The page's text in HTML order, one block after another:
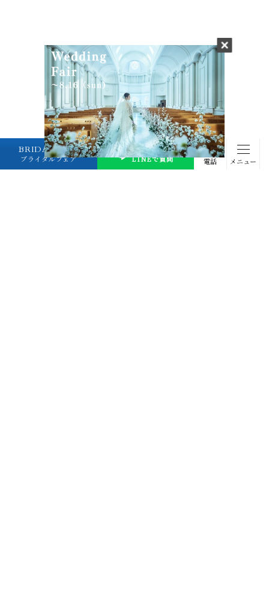
BRIDAL FAIR
ブライダルフェア
プランナーに
LINEで質問
電話 メニュー